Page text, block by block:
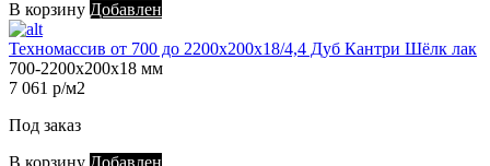
В корзину Добавлен
Техномассив от 700 до 2200х200х18/4,4 Дуб Кантри Шёлк лак
700-2200х200х18 мм
7 061 р/м2
Под заказ
В корзину Добавлен